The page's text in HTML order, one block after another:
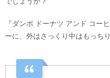
『ダンボ ドーナツ アンド コー
ーに、外はさっくり中はもっち